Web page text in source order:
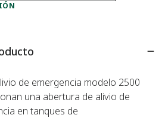
de emergencia modelo 2500
una abertura de alivio de
en tanques de